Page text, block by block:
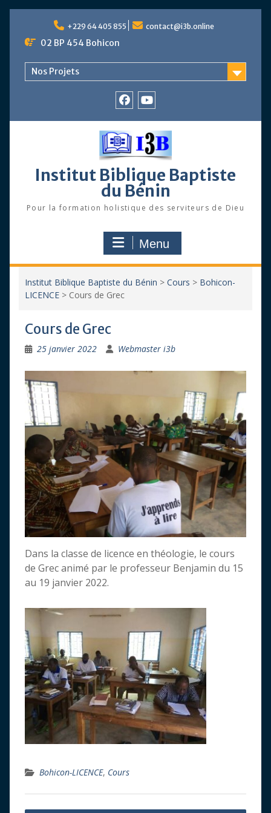
content
+229 64 405 855 contact@i3b.online
02 BP 454 Bohicon
Nos Projets
Youtube
Institut Biblique Baptiste
du Bénin
Pour la formation holistique des serviteurs de Dieu
Menu
Institut Biblique Baptiste du Bénin > Cours > Bohicon-
LICENCE> Cours de Grec
Cours de Grec
25 janvier 2022 Webmaster i3b
Dans la classe de licence en théologie, le cours
de Grec animé par le professeur Benjamin du 15
au 19 janvier 2022.
Bohicon-LICENCE, Cours